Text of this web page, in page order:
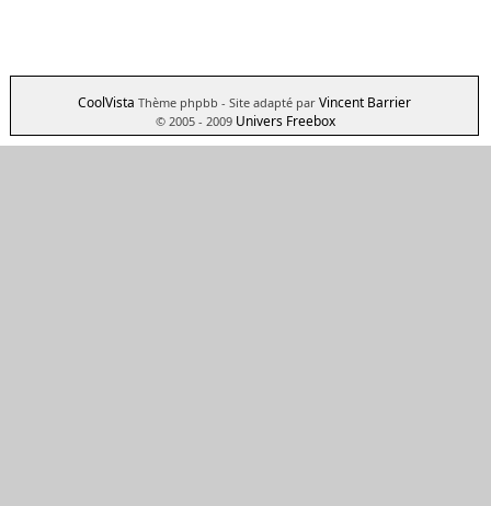
CoolVista Thème phpbb - Site adapté par Vincent Barrier
© 2005 - 2009 Univers Freebox